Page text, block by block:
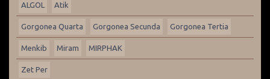
ALGOL Atik
Gorgonea Quarta Gorgonea Secunda Gorgonea Tertia
Menkib Miram MIRPHAK
Zet Per